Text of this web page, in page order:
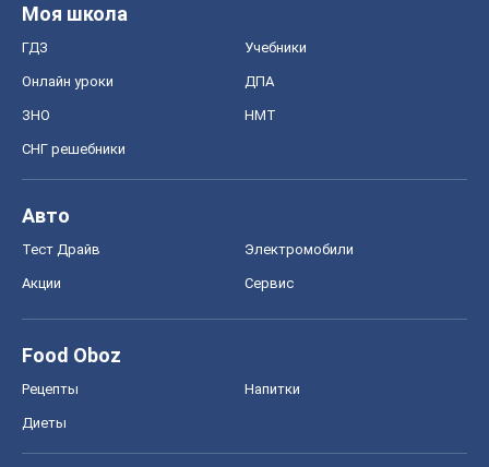
Моя школа
ГДЗ Учебники
Онлайн уроки ДПА
ЗНО НМТ
СНГ решебники
Авто
Тест Драйв Электромобили
Акции Сервис
Food Oboz
Рецепты Напитки
Диеты